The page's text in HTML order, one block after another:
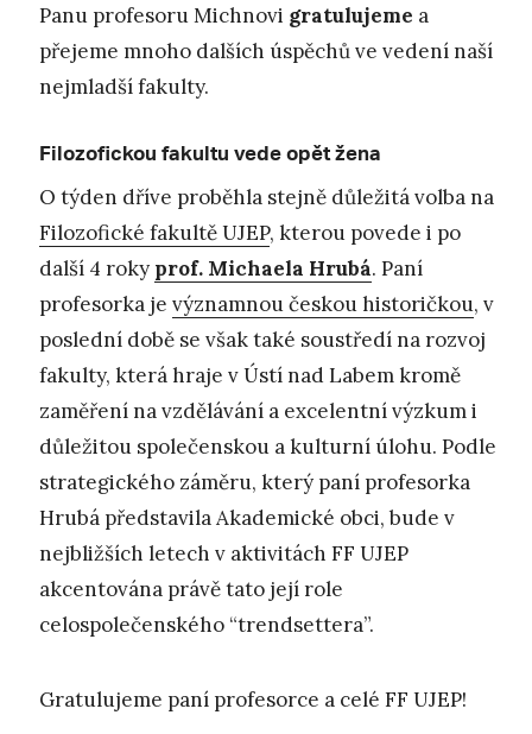
Panu profesoru Michnovi gratulujeme a
přejeme mnoho dalších úspěchů ve vedení naší
nejmladší fakulty.
Filozofickou fakultu vede opět žena
O týden dříve proběhla stejně důležitá volba na
Filozofické fakultě UJEP, kterou povede i po
další 4 roky prof. Michaela Hrubá. Paní
profesorka je významnou českou historičkou, v
poslední době se však také soustředí na rozvoj
fakulty, která hraje v Ústí nad Labem kromě
zaměření na vzdělávání a excelentní výzkum i
důležitou společenskou a kulturní úlohu. Podle
strategického záměru, který paní profesorka
Hrubá představila Akademické obci, bude v
nejbližších letech v aktivitách FF UJEP
akcentována právě tato její role
celospolečenského “trendsettera”.
Gratulujeme paní profesorce a celé FF UJEP!